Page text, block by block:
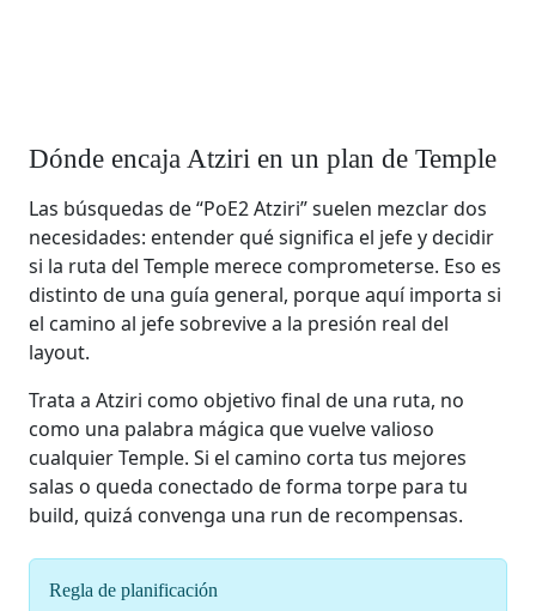
Dónde encaja Atziri en un plan de Temple
Las búsquedas de “PoE2 Atziri” suelen mezclar dos
necesidades: entender qué significa el jefe y decidir
si la ruta del Temple merece comprometerse. Eso es
distinto de una guía general, porque aquí importa si
el camino al jefe sobrevive a la presión real del
layout.
Trata a Atziri como objetivo final de una ruta, no
como una palabra mágica que vuelve valioso
cualquier Temple. Si el camino corta tus mejores
salas o queda conectado de forma torpe para tu
build, quizá convenga una run de recompensas.
Regla de planificación